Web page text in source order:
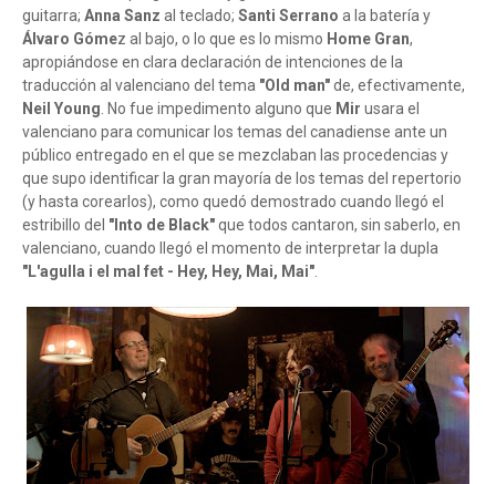
guitarra; Anna Sanz al teclado; Santi Serrano a la batería y
Álvaro Gómez al bajo, o lo que es lo mismo Home Gran,
apropiándose en clara declaración de intenciones de la
traducción al valenciano del tema "Old man"de, efectivamente,
Neil Young. No fue impedimento alguno que Mir usara el
valenciano para comunicar los temas del canadiense ante un
público entregado en el que se mezclaban las procedencias y
que supo identificar la gran mayoría de los temas del repertorio
(y hasta corearlos), como quedó demostrado cuando llegó el
estribillo del "Into de Black"que todos cantaron, sin saberlo, en
valenciano, cuando llegó el momento de interpretar la dupla
"L'agulla i el mal fet - Hey, Hey, Mai, Mai".